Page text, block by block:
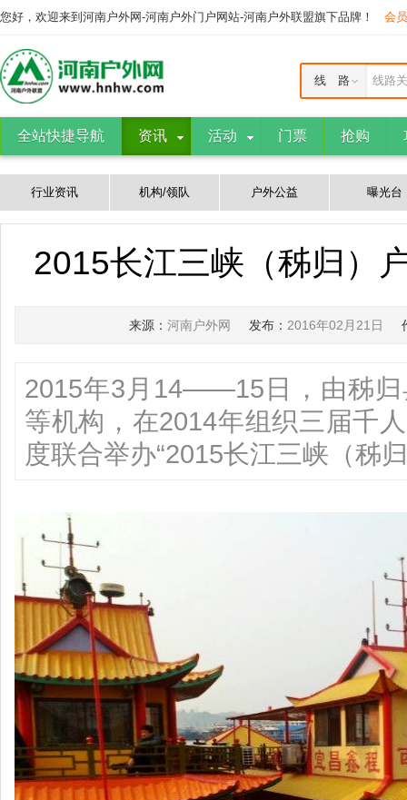
您好，欢迎来到河南户外网-河南户外门户网站-河南户外联盟旗下品牌！ 会
线路
线 路
全站快捷导航 资讯 活动 门票 抢购
行业资讯 机构/领队 户外公益 曝光台
2015长江三峡（秭归）
来源： 河南户外网 发布： 2016年02月21日
2015年3月14——15日，由秭归
等机构，在2014年组织三届千
度联合举办“2015长江三峡（秭